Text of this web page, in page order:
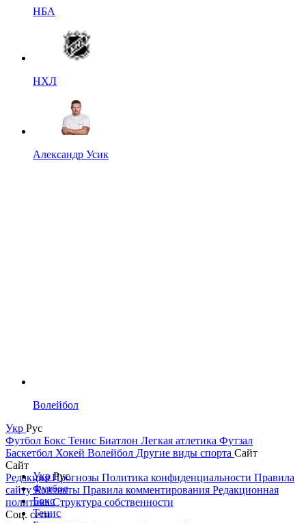
НБА
НХЛ
Александр Усик
Волейбол
Укр Рус
Футбол Бокс Тенис Биатлон Легкая атлетика Футзал
Баскетбол Хокей Волейбол Другие виды спорта Сайт
Сайт
РедакцияПрогнозы Политика конфиденциальности Правила
сайтуКонтакты Правила комментирования Редакционная
политикаСтруктура собственности
Соц. сети
УкрРус
Футбол
Бокс
Тенис